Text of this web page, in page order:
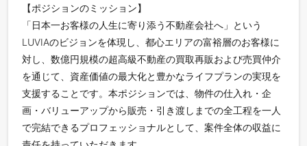
【ポジションのミッション】
「日本一お客様の人生に寄り添う不動産会社へ」という
LUVIAのビジョンを体現し、都心エリアの富裕層のお客様に
対し、数億円規模の超高級不動産の買取再販および売買仲介
を通じて、資産価値の最大化と豊かなライフプランの実現を
支援することです。本ポジションでは、物件の仕入れ・企
画・バリューアップから販売・引き渡しまでの全工程を一人
で完結できるプロフェッショナルとして、案件全体の収益に